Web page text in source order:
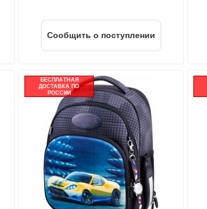
Cообщить о поступлении
БЕСПЛАТНАЯ
ДОСТАВКА ПО
РОССИИ